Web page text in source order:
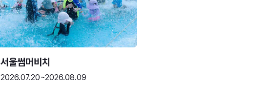
서울썸머비치
2026.07.20~2026.08.09